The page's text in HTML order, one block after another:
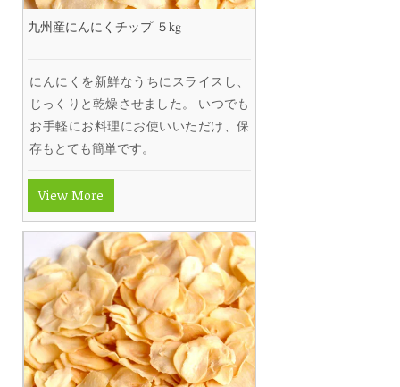
九州産にんにくチップ ５kg
にんにくを新鮮なうちにスライスし、
じっくりと乾燥させました。 いつでも
お手軽にお料理にお使いいただけ、保
存もとても簡単です。
View More